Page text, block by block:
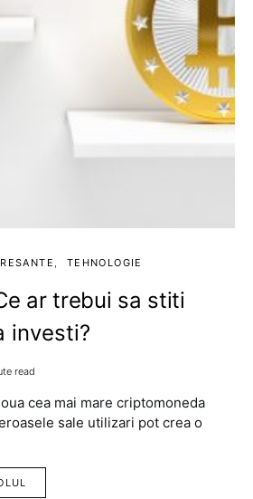
TEHNOLOGIE
ar trebui sa stiti
investi?
read
cea mai mare criptomoneda
sale utilizari pot crea o